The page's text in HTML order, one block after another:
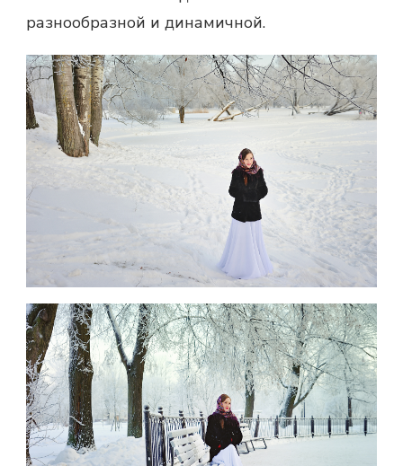
разнообразной и динамичной.